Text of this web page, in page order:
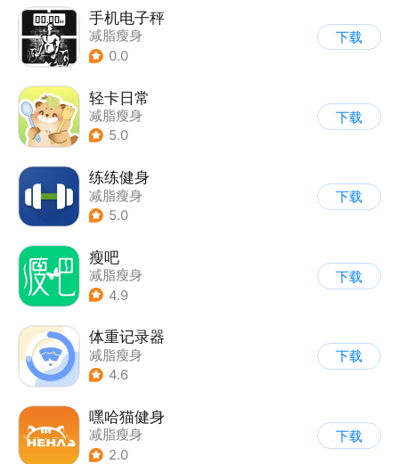
手机电子秤
减脂瘦身
0.0
下载
轻卡日常
减脂瘦身
5.0
下载
练练健身
减脂瘦身
5.0
下载
瘦吧
减脂瘦身
4.9
下载
体重记录器
减脂瘦身
4.6
下载
嘿哈猫健身
减脂瘦身
2.0
下载